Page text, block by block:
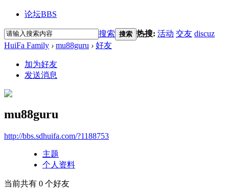
论坛BBS
搜索 搜索 热搜: 活动 交友 discuz
HuiFa Family › mu88guru › 好友
加为好友
发送消息
mu88guru
http://bbs.sdhuifa.com/?1188753
主题
个人资料
当前共有 0 个好友